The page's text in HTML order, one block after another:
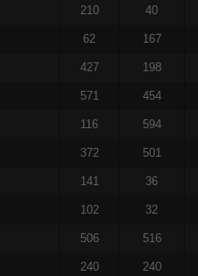
210 40
62 167
427 198
571 454
116 594
372 501
141 36
102 32
506 516
240 240